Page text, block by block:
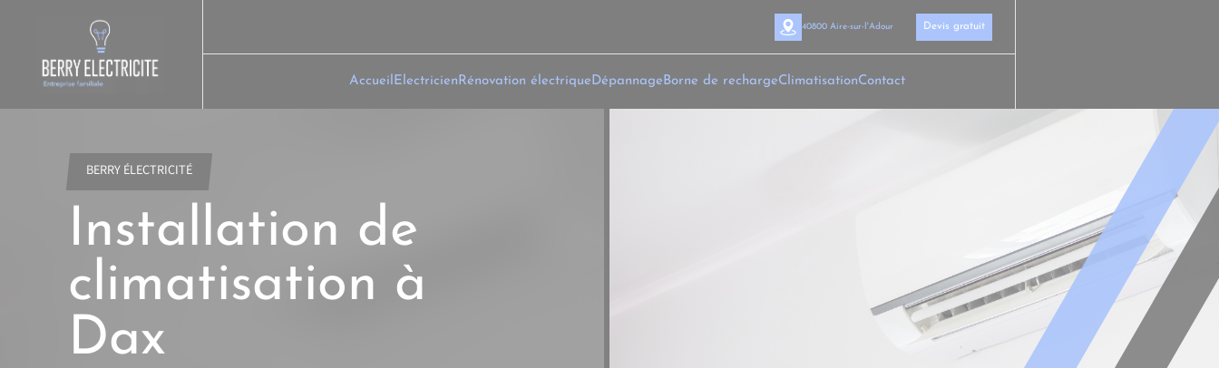
40800 Aire-sur-l'Adour Devis gratuit
AccueilElectricienRénovation électriqueDépannageBorne de rechargeClimatisationContact
BERRY ÉLECTRICITÉ
Installation de
climatisation à
Dax